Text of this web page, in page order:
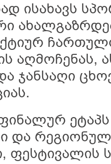
ისახავს
აღმოჩენას,
ჯანსაღი
ეტაპს
და
ფესტივალის